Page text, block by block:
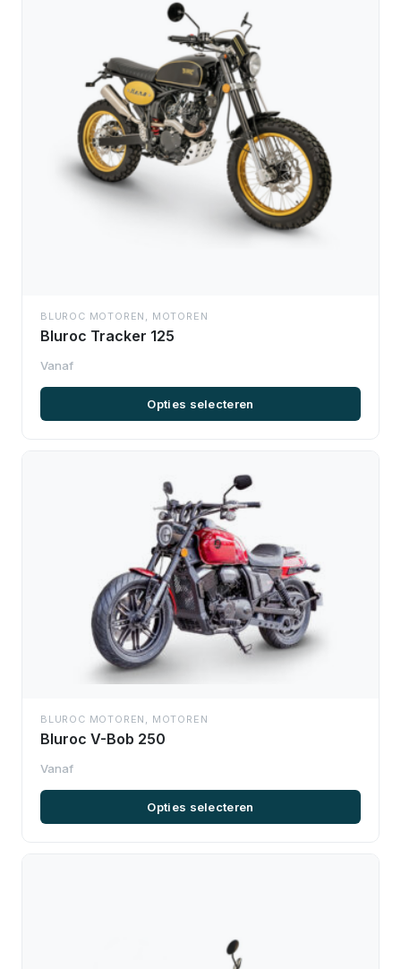
BLUROC MOTOREN , MOTOREN
Bluroc Tracker 125
Opties selecteren
BLUROC MOTOREN , MOTOREN
Bluroc V-Bob 250
Opties selecteren